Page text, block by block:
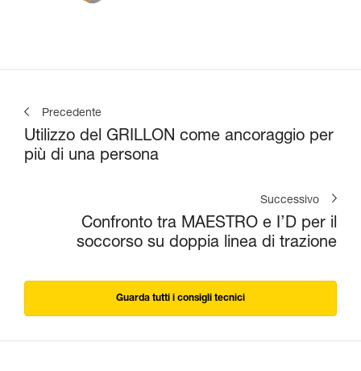
Precedente
Utilizzo del GRILLON come ancoraggio per
più di una persona
Successivo
Confronto tra MAESTRO e I’D per il
soccorso su doppia linea di trazione
Guarda tutti i consigli tecnici